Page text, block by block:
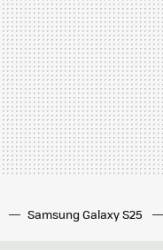
Samsung Galaxy S25